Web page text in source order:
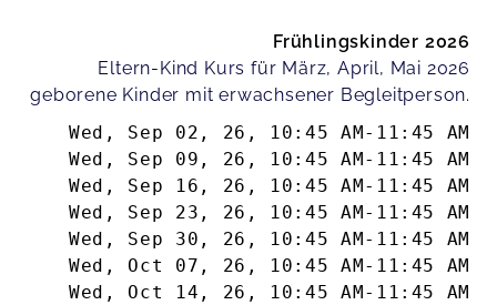
Frühlingskinder 2026
Eltern-Kind Kurs für März, April, Mai 2026
geborene Kinder mit erwachsener Begleitperson.
Wed, Sep 02, 26 , 10:45 AM - 11:45 AM
Wed, Sep 09, 26 , 10:45 AM - 11:45 AM
Wed, Sep 16, 26 , 10:45 AM - 11:45 AM
Wed, Sep 23, 26 , 10:45 AM - 11:45 AM
Wed, Sep 30, 26 , 10:45 AM - 11:45 AM
Wed, Oct 07, 26 , 10:45 AM - 11:45 AM
Wed, Oct 14, 26 , 10:45 AM - 11:45 AM